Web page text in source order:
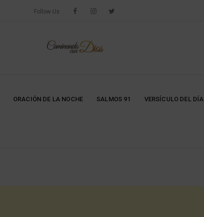
Follow Us
ORACIÓN DE LA NOCHE SALMOS 91 VERSÍCULO DEL DÍA